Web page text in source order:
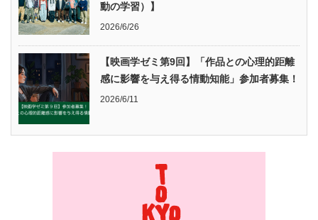
動の学習）】
2026/6/26
【映画学ゼミ第9回】「作品との心理的距離
感に影響を与え得る情動知能」参加者募集！
2026/6/11